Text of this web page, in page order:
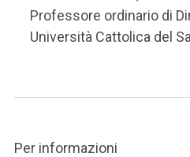
Professore ordinario di
Università Cattolica del
Per informazioni